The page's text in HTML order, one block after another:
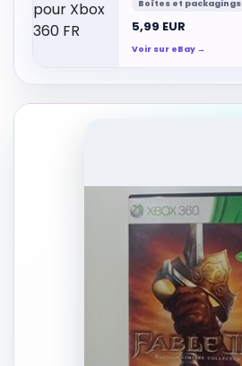
Boîtes et packagings
5,99 EUR
Voir sur eBay →